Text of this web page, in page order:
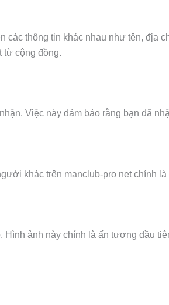
thông tin khác nhau như tên, địa
từ cộng đồng.
Việc này đảm bảo rằng bạn đã
khác trên manclub-pro net chính
ảnh này chính là ấn tượng đầu